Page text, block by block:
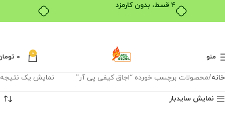
۴ قسط، بدون کارمزد
منو 0
0
خانه محصولات برچسب خورده “اجاق کیفی پی آر” نمایش یک نتیجه
نمایش سایدبار